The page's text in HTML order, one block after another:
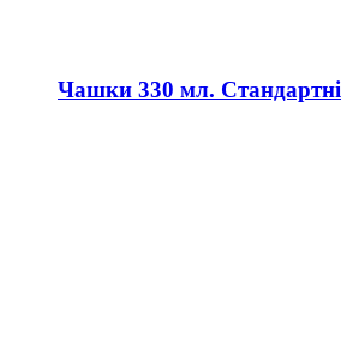
Чашки 330 мл. Стандартні